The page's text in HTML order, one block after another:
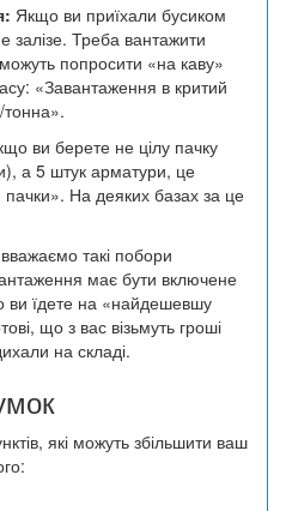
Якщо ви приїхали бусиком
залізе. Треба вантажити
попросити «на каву»
«Завантаження в критий
ви берете не цілу пачку
а 5 штук арматури, це
пачки». На деяких базах за це
такі побори
має бути включене
ви їдете на «найдешевшу
що з вас візьмуть гроші
на складі.
які можуть збільшити ваш